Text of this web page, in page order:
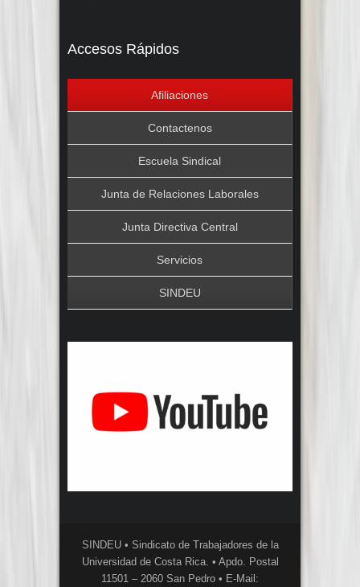
Accesos Rápidos
Afiliaciones
Contactenos
Escuela Sindical
Junta de Relaciones Laborales
Junta Directiva Central
Servicios
SINDEU
SINDEU • Sindicato de Trabajadores de la
Universidad de Costa Rica. • Apdo. Postal
11501 – 2060 San Pedro • E-Mail: